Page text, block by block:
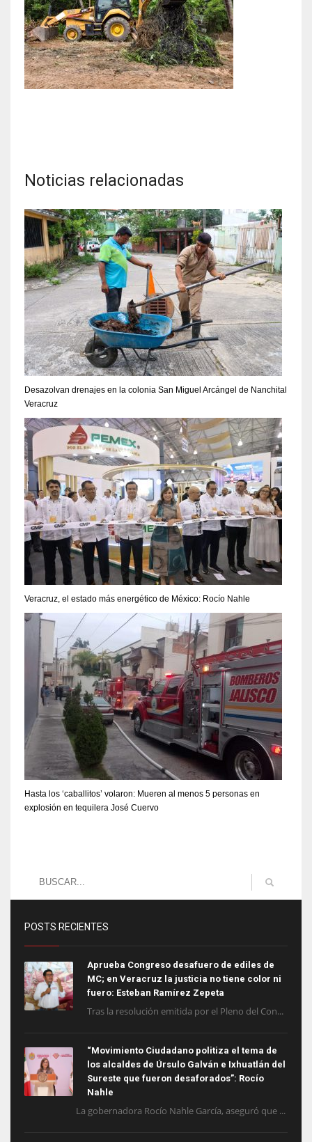
Noticias relacionadas
Desazolvan drenajes en la colonia San Miguel Arcángel de Nanchital
Veracruz
Veracruz, el estado más energético de México: Rocío Nahle
Hasta los ‘caballitos’ volaron: Mueren al menos 5 personas en
explosión en tequilera José Cuervo
POSTS RECIENTES
Aprueba Congreso desafuero de ediles de
MC; en Veracruz la justicia no tiene color ni
fuero: Esteban Ramírez Zepeta
Tras la resolución emitida por el Pleno del Con...
“Movimiento Ciudadano politiza el tema de
los alcaldes de Úrsulo Galván e Ixhuatlán del
Sureste que fueron desaforados”: Rocío
Nahle
La gobernadora Rocío Nahle García, aseguró que ...